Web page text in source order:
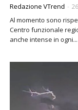
Redazione VTrend -
Al momento sono
Centro funzionale
anche intense in ogni...